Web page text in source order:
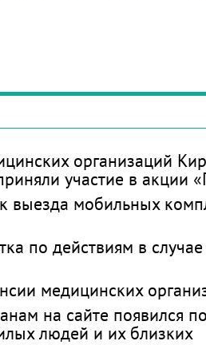
организаций
участие в акции
выезда мобильных
по действиям в
медицинских
на сайте появился
людей и их близких